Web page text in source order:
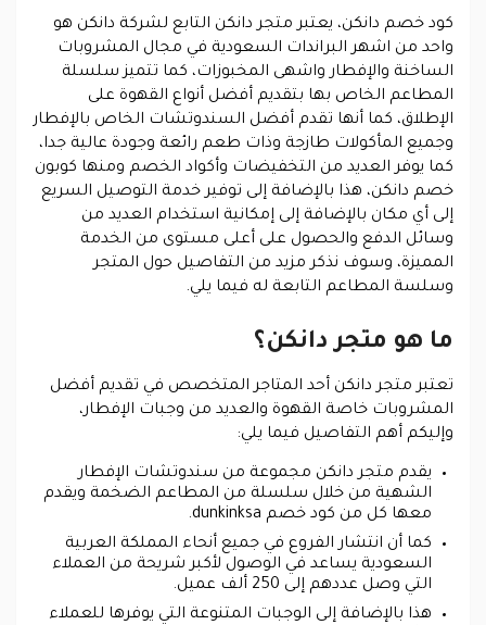
كود خصم دانكن، يعتبر متجر دانكن التابع لشركة دانكن هو
واحد من اشهر البراندات السعودية في مجال المشروبات
الساخنة والإفطار واشهى المخبوزات، كما تتميز سلسلة
المطاعم الخاص بها بتقديم أفضل أنواع القهوة على
الإطلاق، كما أنها تقدم أفضل السندوتشات الخاص بالإفطار
وجميع المأكولات طازجة وذات طعم رائعة وجودة عالية جدا،
كما يوفر العديد من التخفيضات وأكواد الخصم ومنها كوبون
خصم دانكن، هذا بالإضافة إلى توفير خدمة التوصيل السريع
إلى أي مكان بالإضافة إلى إمكانية استخدام العديد من
وسائل الدفع والحصول على أعلى مستوى من الخدمة
المميزة، وسوف نذكر مزيد من التفاصيل حول المتجر
وسلسة المطاعم التابعة له فيما يلي.
ما هو متجر دانكن؟
تعتبر متجر دانكن أحد المتاجر المتخصص في تقديم أفضل
المشروبات خاصة القهوة والعديد من وجبات الإفطار،
وإليكم أهم التفاصيل فيما يلي:
يقدم متجر دانكن مجموعة من سندوتشات الإفطار
الشهية من خلال سلسلة من المطاعم الضخمة ويقدم
معها كل من كود خصم dunkinksa.
كما أن انتشار الفروع في جميع أنحاء المملكة العربية
السعودية يساعد في الوصول لأكبر شريحة من العملاء
التي وصل عددهم إلى 250 ألف عميل.
هذا بالإضافة إلى الوجبات المتنوعة التي يوفرها للعملاء